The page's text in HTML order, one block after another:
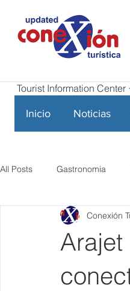
Tourist Information Center
Inicio Noticias
All Posts Gastronomia
Arajet
Conexión